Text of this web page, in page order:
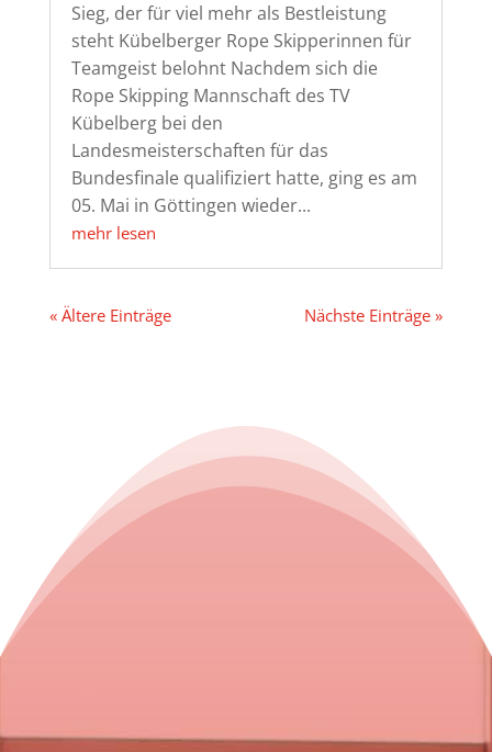
Sieg, der für viel mehr als Bestleistung
steht Kübelberger Rope Skipperinnen für
Teamgeist belohnt Nachdem sich die
Rope Skipping Mannschaft des TV
Kübelberg bei den
Landesmeisterschaften für das
Bundesfinale qualifiziert hatte, ging es am
05. Mai in Göttingen wieder...
mehr lesen
« Ältere Einträge Nächste Einträge »